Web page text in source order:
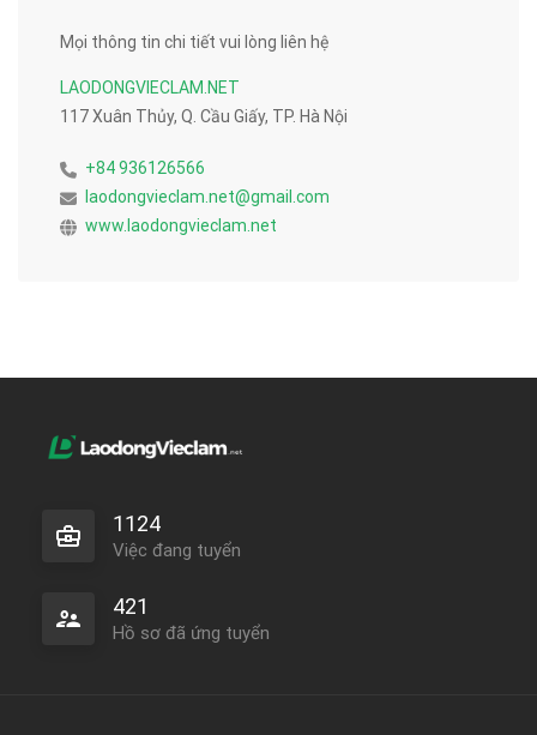
Mọi thông tin chi tiết vui lòng liên hệ
LAODONGVIECLAM.NET
117 Xuân Thủy, Q. Cầu Giấy, TP. Hà Nội
+84 936126566
laodongvieclam.net@gmail.com
www.laodongvieclam.net
1124
Việc đang tuyển
421
Hồ sơ đã ứng tuyển